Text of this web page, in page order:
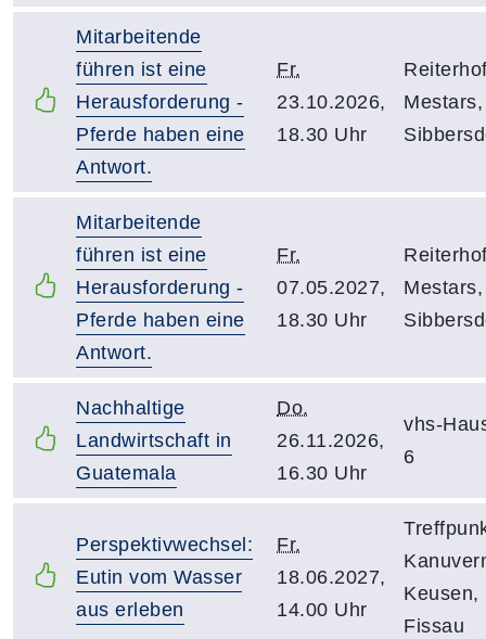
Mitarbeitende
führen ist eine
Herausforderung -
Pferde haben eine
Antwort.
Fr.
23.10.2026,
18.30 Uhr
Mestars,
Mitarbeitende
führen ist eine
Herausforderung -
Pferde haben eine
Antwort.
Fr.
07.05.2027,
18.30 Uhr
Mestars,
Nachhaltige
Landwirtschaft in
Guatemala
Do.
26.11.2026,
16.30 Uhr
vhs-
6
Perspektivwechsel:
Eutin vom Wasser
aus erleben
Fr.
18.06.2027,
14.00 Uhr
Keusen,
Fissau